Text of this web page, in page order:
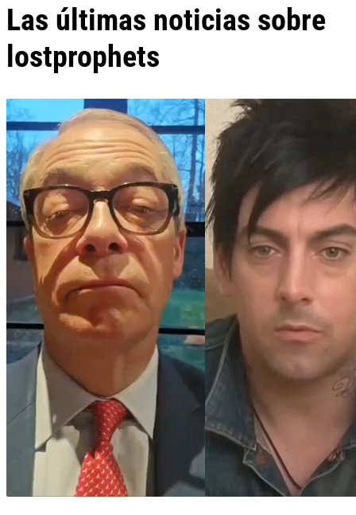
Las últimas noticias sobre
lostprophets